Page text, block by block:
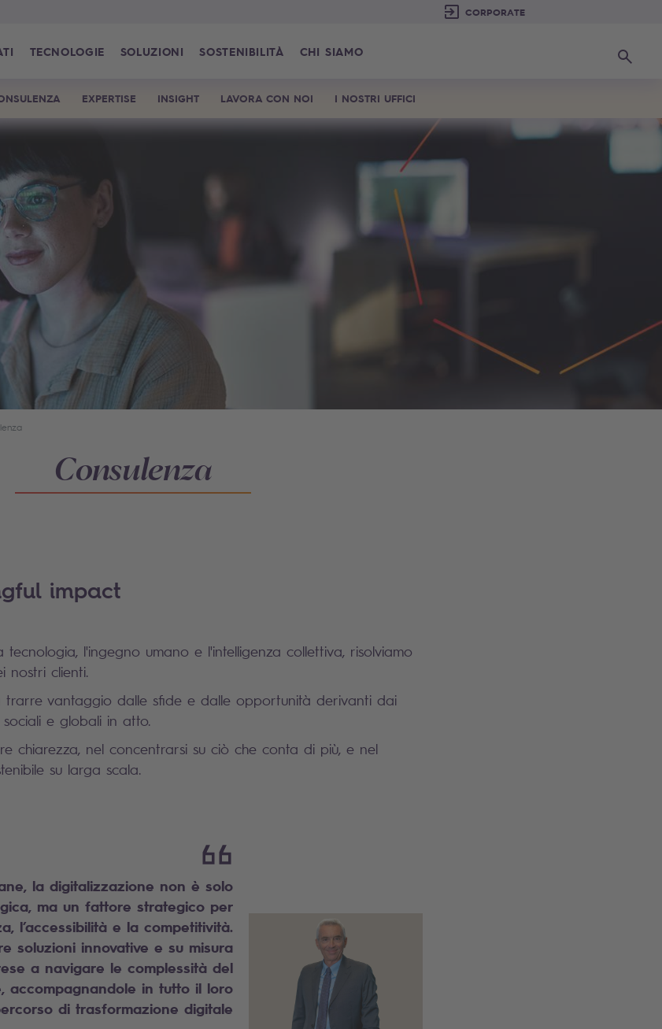
TECNOLOGIE SOLUZIONI SOSTENIBILITÀ CHI SIAMO Ricerca
Consulenza
EXPERTISE INSIGHT LAVORA CON NOI I NOSTRI UFFICI
impact
l'ingegno umano e l'intelligenza collettiva, risolviamo
nostri clienti.
trarre vantaggio dalle sfide e dalle opportunità derivanti dai
e globali in atto.
chiarezza, nel concentrarsi su ciò che conta di più, e nel
su larga scala.
la digitalizzazione non è solo
ma un fattore strategico per
l’accessibilità e la competitività.
soluzioni innovative e su misura
a navigare le complessità del
accompagnandole in tutto il loro
di trasformazione digitale